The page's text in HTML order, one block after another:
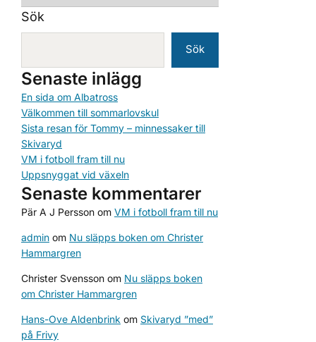
Sök
Sök
Senaste inlägg
En sida om Albatross
Välkommen till sommarlovskul
Sista resan för Tommy – minnessaker till
Skivaryd
VM i fotboll fram till nu
Uppsnyggat vid växeln
Senaste kommentarer
Pär A J Persson om VM i fotboll fram till nu
admin om Nu släpps boken om Christer
Hammargren
Christer Svensson om Nu släpps boken
om Christer Hammargren
Hans-Ove Aldenbrink om Skivaryd ”med”
på Frivy